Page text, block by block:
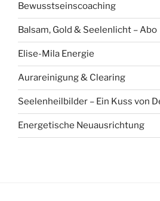
Bewusstseinscoaching
Balsam, Gold & Seelenlicht – Abo
Elise-Mila Energie
Aurareinigung & Clearing
Seelenheilbilder – Ein Kuss von
Energetische Neuausrichtung